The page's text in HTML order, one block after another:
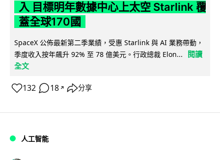
入 目標明年數據中心上太空 Starlink 覆
蓋全球170國
SpaceX 公佈最新第二季業績，受惠 Starlink 與 AI 業務帶動，
季度收入按年飆升 92% 至 78 億美元。行政總裁 Elon...
閱讀
全文
132 18 ↗ 分享
人工智能